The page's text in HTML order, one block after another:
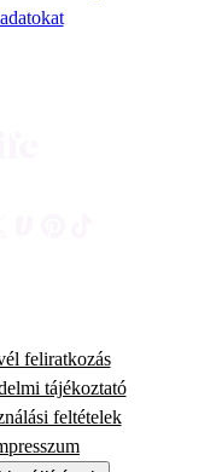
feliratkozás
tájékoztató
feltételek